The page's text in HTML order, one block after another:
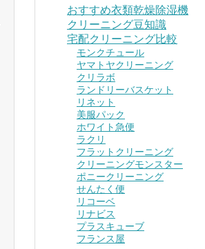
おすすめ衣類乾燥除湿機
クリーニング豆知識
宅配クリーニング比較
モンクチュール
ヤマトヤクリーニング
クリラボ
ランドリーバスケット
リネット
美服パック
ホワイト急便
ラクリ
フラットクリーニング
クリーニングモンスター
ポニークリーニング
せんたく便
リコーベ
リナビス
プラスキューブ
フランス屋